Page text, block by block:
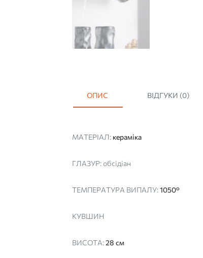
ОПИС ВІДГУКИ (0)
МАТЕРІАЛ: кераміка
ГЛАЗУР:обсідіан
ТЕМПЕРАТУРА ВИПАЛУ:1050°
КУВШИН
ВИСОТА:28 см